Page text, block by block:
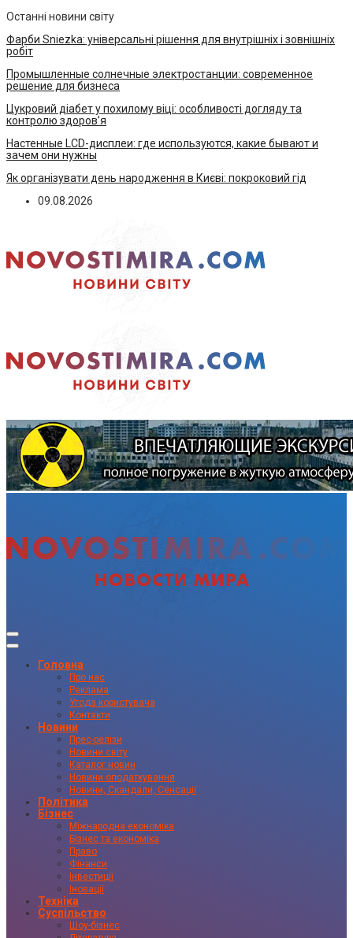
Останні новини світу
Фарби Sniezka: універсальні рішення для внутрішніх і зовнішніх
робіт
Промышленные солнечные электростанции: современное
решение для бизнеса
Цукровий діабет у похилому віці: особливості догляду та
контролю здоров’я
Настенные LCD-дисплеи: где используются, какие бывают и
зачем они нужны
Як організувати день народження в Києві: покроковий гід
09.08.2026
Головна
Про нас
Реклама
Угода користувача
Контакти
Новини
Прес-релізи
Новини світу
Каталог новин
Новини оподаткування
Новини, Скандали, Сенсації
Політика
Бізнес
Міжнародна економіка
Бізнес та економіка
Право
Фінанси
Інвестиції
Іновації
Техніка
Суспільство
Шоу-бізнес